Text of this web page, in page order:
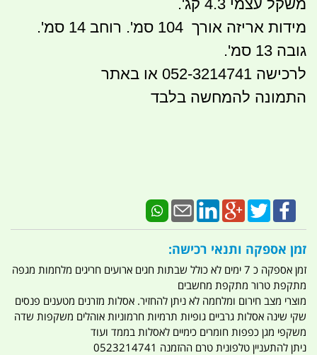
משקל עצמי 4.3 קג'.
מידות אריזה אורך 104 סמ'. רוחב 14 סמ'.
גובה 13 סמ'.
לרכישה 052-3214741 או באתר
התמונה להמחשה בלבד
זמן אספקה ותנאי רכישה:
זמן אספקה כ 7 ימים לא כולל שבתות חגים ארועים חריגים מלחמות מגפה
מתקפת טרור מתקפת מחשבים
מוצרי מצב חירום ומלחמה לא ניתן להחזיר. אסלות מזרנים מטענים פנסים
שקי שינה אסלות גרביים גופיות תרמיות חרמוניות אוהלים משקפות שדה
משקפי מגן כפפות חומרים כימיים לאסלות בממד ועוד
ניתן להתעניין טלפונית טרם ההזמנה 0523214741